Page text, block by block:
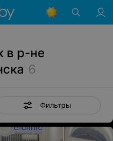
в р-не
6
Фильтры